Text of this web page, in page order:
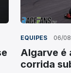
EQUIPES 06/
Algarve é
corrida